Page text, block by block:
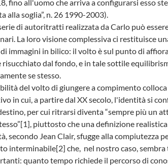
fino all'uomo che arriva a configurarsi esso
alla soglia”, n. 26 1990-2003).
di autoritratti realizzata da Carlo può
La loro visione complessiva ci restituisce
immagini in bilico: il volto è sul punto di
dal fondo, e in tale sottile
se stesso.
del volto di giungere a compimento
in cui, a partire dal XX secolo, l'identità si
per cui ritrarsi diventa “sempre più un
piuttosto che una definizione
secondo Jean Clair, sfugge alla compiutezza
interminabile[2] che, nel nostro caso,
quanto tempo richiede il percorso di